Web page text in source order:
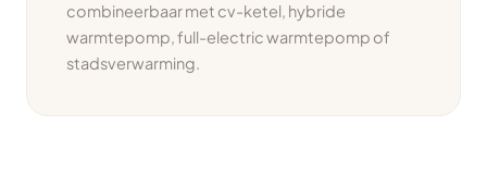
combineerbaar met cv-ketel, hybride
warmtepomp, full-electric warmtepomp of
stadsverwarming.